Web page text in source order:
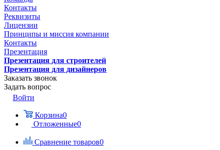
Контакты
Реквизиты
Лицензии
Принципы и миссия компании
Контакты
Презентация
Презентация для строителей
Презентация для дизайнеров
Заказать звонок
Задать вопрос
Войти
Корзина0
Отложенные0
Сравнение товаров0